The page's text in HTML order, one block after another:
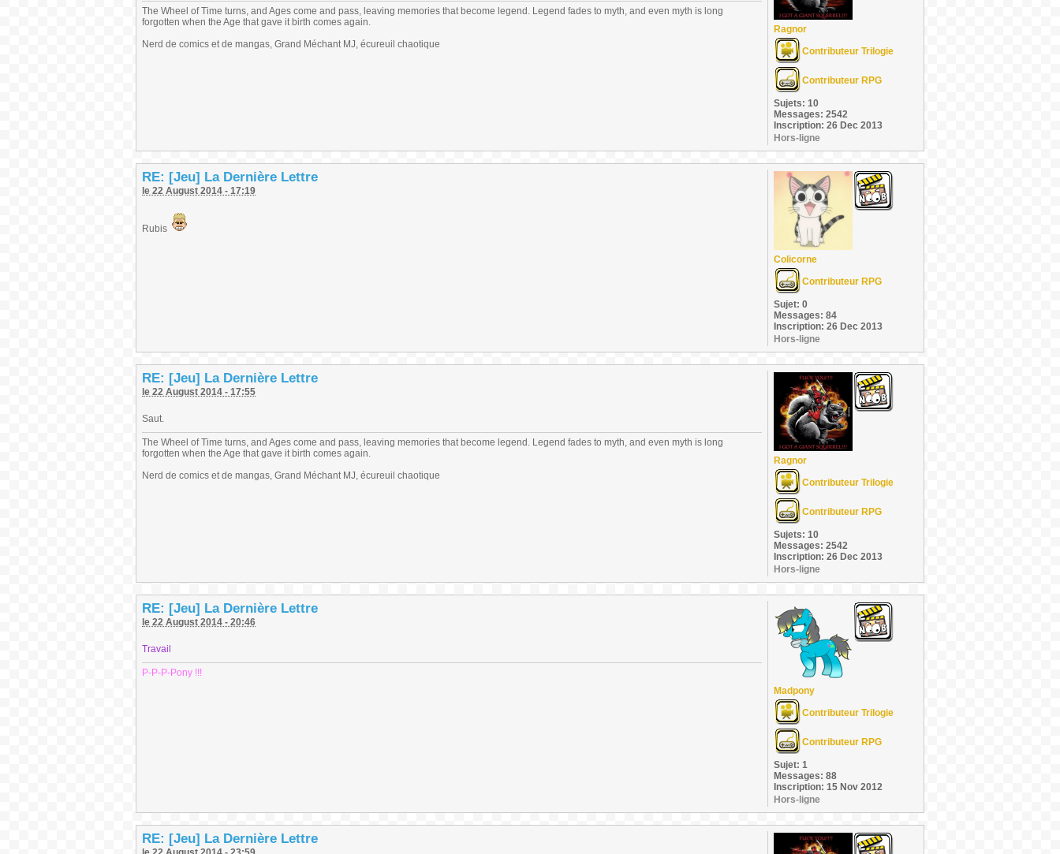
The Wheel of Time turns, and Ages come and pass, leaving memories that become legend. Legend fades to myth, and even myth is long
forgotten when the Age that gave it birth comes again.
Nerd de comics et de mangas, Grand Méchant MJ, écureuil chaotique
Ragnor
Contributeur Trilogie
Contributeur RPG
Sujets: 10
Messages: 2542
Inscription: 26 Dec 2013
Hors-ligne
RE: [Jeu] La Dernière Lettre
le 22 August 2014 - 17:19
Rubis
Colicorne
Contributeur RPG
Sujet: 0
Messages: 84
Inscription: 26 Dec 2013
Hors-ligne
RE: [Jeu] La Dernière Lettre
le 22 August 2014 - 17:55
Saut.
The Wheel of Time turns, and Ages come and pass, leaving memories that become legend. Legend fades to myth, and even myth is long
forgotten when the Age that gave it birth comes again.
Nerd de comics et de mangas, Grand Méchant MJ, écureuil chaotique
Ragnor
Contributeur Trilogie
Contributeur RPG
Sujets: 10
Messages: 2542
Inscription: 26 Dec 2013
Hors-ligne
RE: [Jeu] La Dernière Lettre
le 22 August 2014 - 20:46
Travail
P-P-P-Pony !!!
Madpony
Contributeur Trilogie
Contributeur RPG
Sujet: 1
Messages: 88
Inscription: 15 Nov 2012
Hors-ligne
RE: [Jeu] La Dernière Lettre